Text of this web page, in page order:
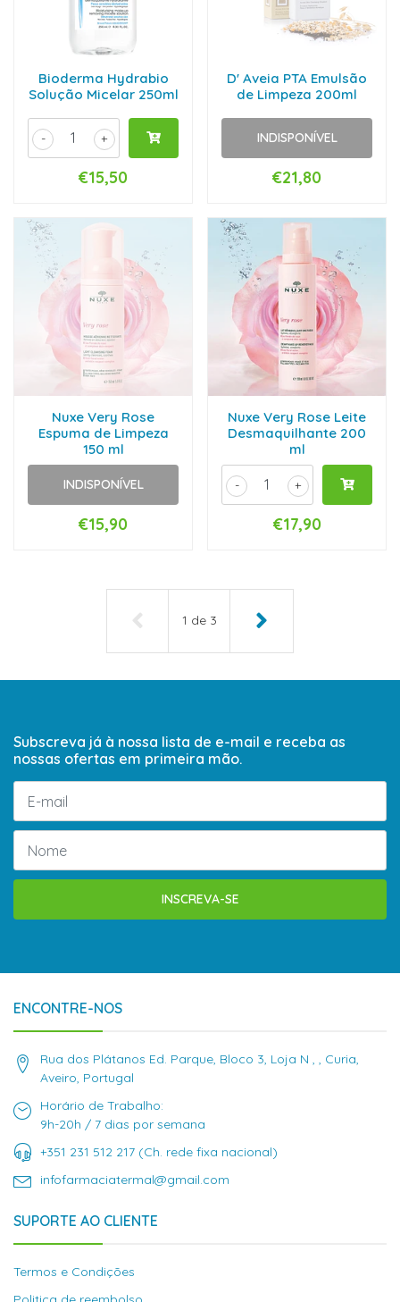
Bioderma Hydrabio
Solução Micelar 250ml
+
-
€15,50
D' Aveia PTA Emulsão
de Limpeza 200ml
INDISPONÍVEL
€21,80
Nuxe Very Rose
Espuma de Limpeza
150 ml
INDISPONÍVEL
€15,90
Nuxe Very Rose Leite
Desmaquilhante 200
ml
+
-
€17,90
1 de 3
Subscreva já à nossa lista de e-mail e receba as
nossas ofertas em primeira mão.
INSCREVA-SE
ENCONTRE-NOS
Rua dos Plátanos Ed. Parque, Bloco 3, Loja N , , Curia,
Aveiro, Portugal
Horário de Trabalho:
9h-20h / 7 dias por semana
+351 231 512 217 (Ch. rede fixa nacional)
infofarmaciatermal@gmail.com
SUPORTE AO CLIENTE
Termos e Condições